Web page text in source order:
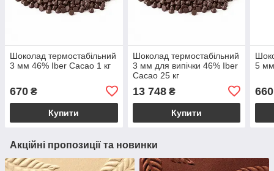
Шоколад термостабільний
3 мм 46% Iber Cacao 1 кг
670 ₴
Купити
Шоколад термостабільний
3 мм для випічки 46% Iber
Cacao 25 кг
13 748₴
Купити
5 мм
660
Акційні пропозиції та новинки